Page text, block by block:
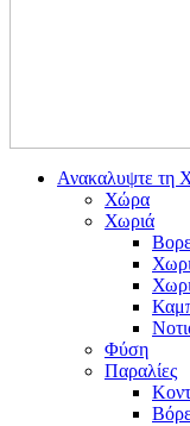
Ανακαλυψτε τη
Χώρα
Χωριά
Φύση
Παραλίες